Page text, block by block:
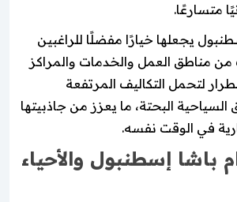
متسارعًا.
يجعلها خيارًا مفضلًا للراغبين
مناطق العمل والخدمات والمراكز
لتحمل التكاليف المرتفعة
السياحية البحتة، ما يعزز من جاذبيتها
في الوقت نفسه.
باشا إسطنبول والأحياء